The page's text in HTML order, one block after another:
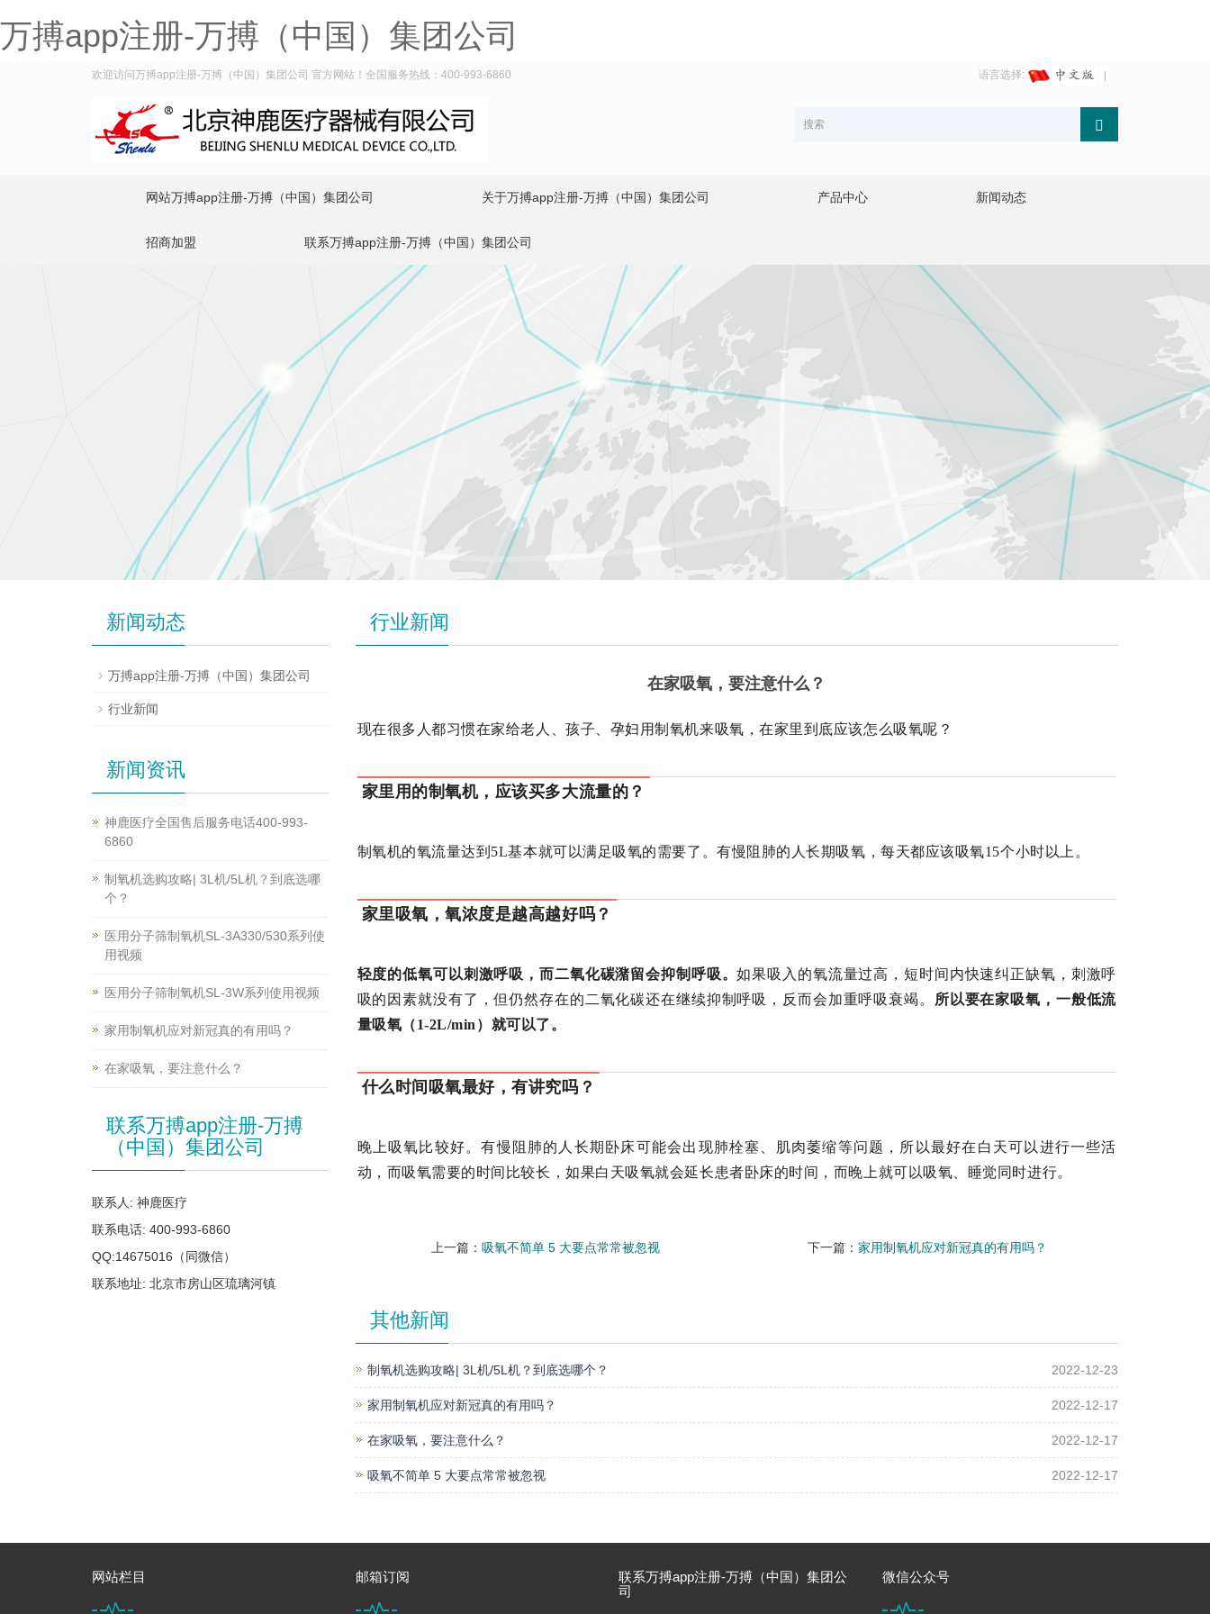
万搏app注册-万搏（中国）集团公司
欢迎访问万搏app注册-万搏（中国）集团公司 官方网站！全国服务热线：400-993-6860 语言选择:
网站万搏app注册-万搏（中国）集团公司 关于万搏app注册-万搏（中国）集团公司 产品中心 新闻动态
招商加盟 联系万搏app注册-万搏（中国）集团公司
行业新闻
在家吸氧，要注意什么？
现在很多人都习惯在家给老人、孩子、孕妇用制氧机来吸氧，在家里到底应该怎么吸氧呢？
家里用的制氧机，应该买多大流量的？
制氧机的氧流量达到5L基本就可以满足吸氧的需要了。有慢阻肺的人长期吸氧，每天都应该吸氧15个小时以上。
家里吸氧，氧浓度是越高越好吗？
轻度的低氧可以刺激呼吸，而二氧化碳潴留会抑制呼吸。如果吸入的氧流量过高，短时间内快速纠正缺氧，刺激呼
吸的因素就没有了，但仍然存在的二氧化碳还在继续抑制呼吸，反而会加重呼吸衰竭。
所以要在家吸氧，一般低流
量吸氧（1-2L/min）就可以了。
什么时间吸氧最好，有讲究吗？
晚上吸氧比较好。有慢阻肺的人长期卧床可能会出现肺栓塞、肌肉萎缩等问题，所以最好在白天可以进行一些活
动，而吸氧需要的时间比较长，如果白天吸氧就会延长患者卧床的时间，而晚上就可以吸氧、睡觉同时进行。
上一篇：吸氧不简单 5 大要点常常被忽视 下一篇：家用制氧机应对新冠真的有用吗？
其他新闻
制氧机选购攻略| 3L机/5L机？到底选哪个？ 2022-12-23
家用制氧机应对新冠真的有用吗？ 2022-12-17
在家吸氧，要注意什么？ 2022-12-17
吸氧不简单 5 大要点常常被忽视 2022-12-17
新闻动态
万搏app注册-万搏（中国）集团公司
行业新闻
新闻资讯
神鹿医疗全国售后服务电话400-993-
6860
制氧机选购攻略| 3L机/5L机？到底选哪
个？
医用分子筛制氧机SL-3A330/530系列使
用视频
医用分子筛制氧机SL-3W系列使用视频
家用制氧机应对新冠真的有用吗？
在家吸氧，要注意什么？
联系万搏app注册-万搏
（中国）集团公司
联系人: 神鹿医疗
联系电话: 400-993-6860
QQ:14675016（同微信）
联系地址: 北京市房山区琉璃河镇
网站栏目 邮箱订阅
联系万搏app注册-万搏（中国）集团公
司
微信公众号